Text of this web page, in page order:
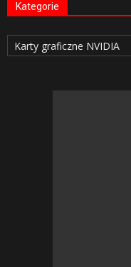
Kategorie
Kategorie